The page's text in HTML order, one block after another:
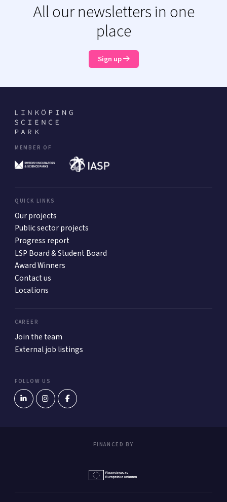
All our newsletters in one
place
Sign up
MEMBER OF
QUICK LINKS
Our projects
Public sector projects
Progress report
LSP Board & Student Board
Award Winners
Contact us
Locations
CAREER
Join the team
External job listings
FOLLOW US
FINANCED BY